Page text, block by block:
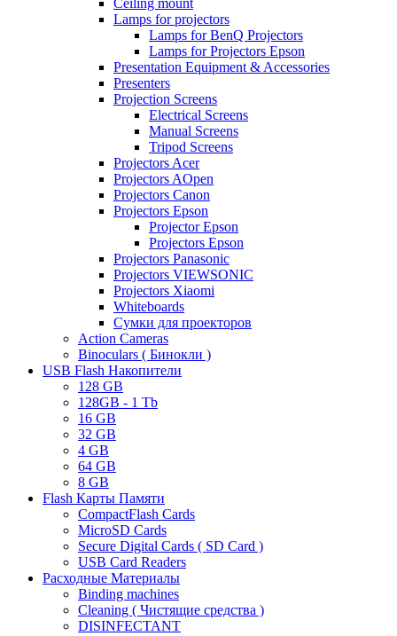
Ceiling mount
Lamps for projectors
Lamps for BenQ Projectors
Lamps for Projectors Epson
Presentation Equipment & Accessories
Presenters
Projection Screens
Electrical Screens
Manual Screens
Tripod Screens
Projectors Acer
Projectors AOpen
Projectors Canon
Projectors Epson
Projector Epson
Projectors Epson
Projectors Panasonic
Projectors VIEWSONIC
Projectors Xiaomi
Whiteboards
Сумки для проекторов
Action Cameras
Binoculars ( Бинокли )
USB Flash Накопители
128 GB
128GB - 1 Tb
16 GB
32 GB
4 GB
64 GB
8 GB
Flash Карты Памяти
CompactFlash Cards
MicroSD Cards
Secure Digital Cards ( SD Card )
USB Card Readers
Расходные Материалы
Binding machines
Cleaning ( Чистящие средства )
DISINFECTANT